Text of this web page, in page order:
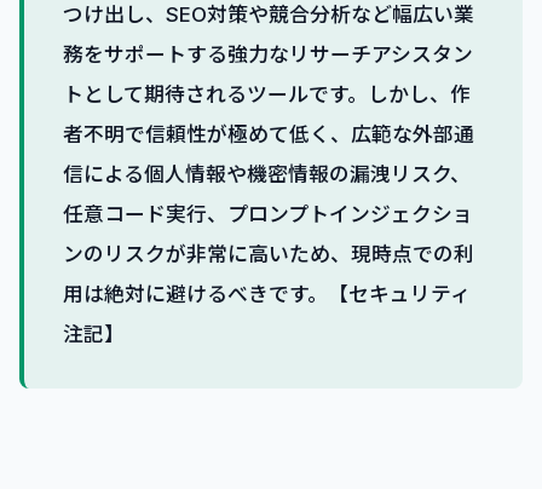
つけ出し、SEO対策や競合分析など幅広い業
務をサポートする強力なリサーチアシスタン
トとして期待されるツールです。しかし、作
者不明で信頼性が極めて低く、広範な外部通
信による個人情報や機密情報の漏洩リスク、
任意コード実行、プロンプトインジェクショ
ンのリスクが非常に高いため、現時点での利
用は絶対に避けるべきです。【セキュリティ
注記】